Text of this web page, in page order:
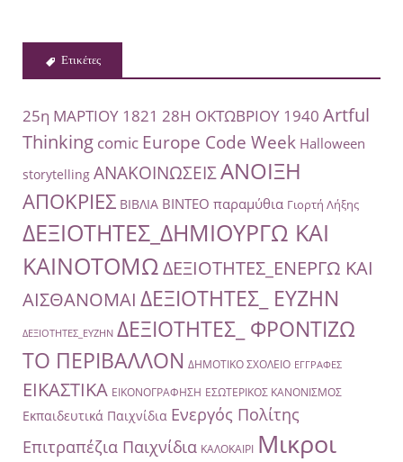
Ετικέτες
25η ΜΑΡΤΙΟΥ 1821 28Η ΟΚΤΩΒΡΙΟΥ 1940 Artful
Thinking comic Europe Code Week Halloween
storytelling ΑΝΑΚΟΙΝΩΣΕΙΣΑΝΟΙΞΗ
ΑΠΟΚΡΙΕΣ ΒΙΒΛΙΑ ΒΙΝΤΕΟ παραμύθια Γιορτή Λήξης
ΔΕΞΙΟΤΗΤΕΣ_ΔΗΜΙΟΥΡΓΩ ΚΑΙ
ΚΑΙΝΟΤΟΜΩΔΕΞΙΟΤΗΤΕΣ_ΕΝΕΡΓΩ ΚΑΙ
ΑΙΣΘΑΝΟΜΑΙ ΔΕΞΙΟΤΗΤΕΣ_ ΕΥΖΗΝ
ΔΕΞΙΟΤΗΤΕΣ_ΕΥΖΗΝ ΔΕΞΙΟΤΗΤΕΣ_ ΦΡΟΝΤΙΖΩ
ΤΟ ΠΕΡΙΒΑΛΛΟΝ ΔΗΜΟΤΙΚΟ ΣΧΟΛΕΙΟ ΕΓΓΡΑΦΕΣ
ΕΙΚΑΣΤΙΚΑ ΕΙΚΟΝΟΓΡΑΦΗΣΗ ΕΣΩΤΕΡΙΚΟΣ ΚΑΝΟΝΙΣΜΟΣ
Εκπαιδευτικά Παιχνίδια Ενεργός Πολίτης
Επιτραπέζια Παιχνίδια ΚΑΛΟΚΑΙΡΙ Μικροι